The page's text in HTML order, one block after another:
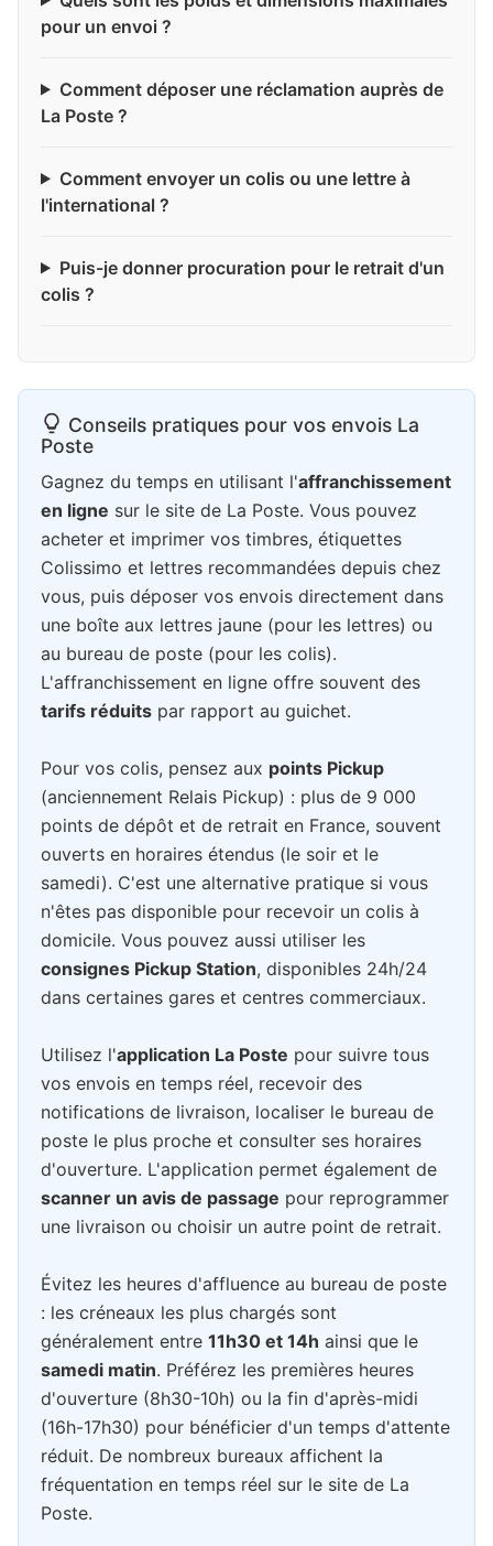
pour un envoi ?
Comment déposer une réclamation auprès de
La Poste ?
Comment envoyer un colis ou une lettre à
l'international ?
Puis-je donner procuration pour le retrait d'un
colis ?
Conseils pratiques pour vos envois La
Poste
Gagnez du temps en utilisant l'affranchissement
en ligne sur le site de La Poste. Vous pouvez
acheter et imprimer vos timbres, étiquettes
Colissimo et lettres recommandées depuis chez
vous, puis déposer vos envois directement dans
une boîte aux lettres jaune (pour les lettres) ou
au bureau de poste (pour les colis).
L'affranchissement en ligne offre souvent des
tarifs réduits par rapport au guichet.
Pour vos colis, pensez aux points Pickup
(anciennement Relais Pickup) : plus de 9 000
points de dépôt et de retrait en France, souvent
ouverts en horaires étendus (le soir et le
samedi). C'est une alternative pratique si vous
n'êtes pas disponible pour recevoir un colis à
domicile. Vous pouvez aussi utiliser les
consignes Pickup Station, disponibles 24h/24
dans certaines gares et centres commerciaux.
Utilisez l'application La Poste pour suivre tous
vos envois en temps réel, recevoir des
notifications de livraison, localiser le bureau de
poste le plus proche et consulter ses horaires
d'ouverture. L'application permet également de
scanner un avis de passage pour reprogrammer
une livraison ou choisir un autre point de retrait.
Évitez les heures d'affluence au bureau de poste
: les créneaux les plus chargés sont
généralement entre 11h30 et 14h ainsi que le
samedi matin. Préférez les premières heures
d'ouverture (8h30-10h) ou la fin d'après-midi
(16h-17h30) pour bénéficier d'un temps d'attente
réduit. De nombreux bureaux affichent la
fréquentation en temps réel sur le site de La
Poste.